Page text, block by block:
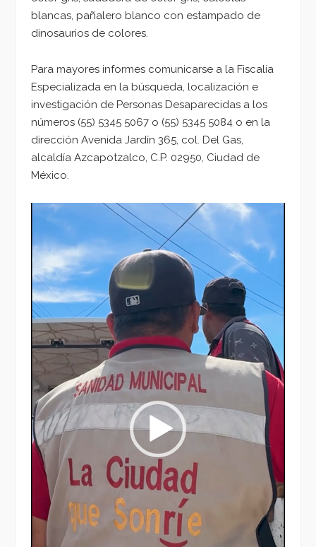
blancas, pañalero blanco con estampado de
dinosaurios de colores.
Para mayores informes comunicarse a la Fiscalía
Especializada en la búsqueda, localización e
investigación de Personas Desaparecidas a los
números (55) 5345 5067 o (55) 5345 5084 o en la
dirección Avenida Jardín 365, col. Del Gas,
alcaldía Azcapotzalco, C.P. 02950, Ciudad de
México.
Reproductor
vídeo